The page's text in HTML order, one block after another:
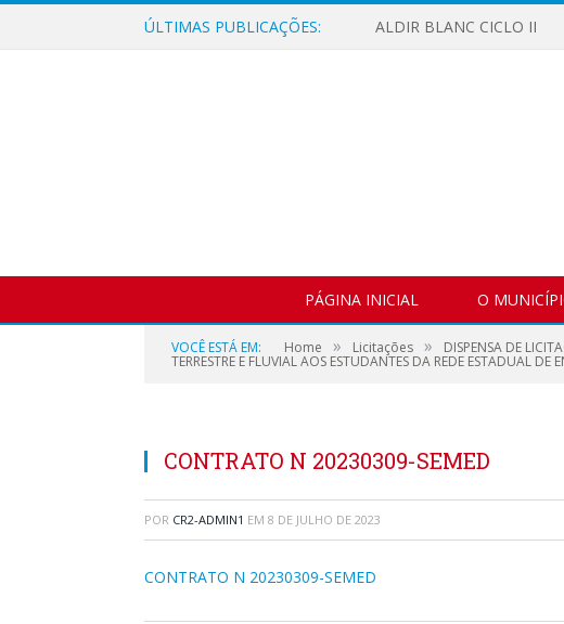
ÚLTIMAS PUBLICAÇÕES: ALDIR BLANC CICLO II
PÁGINA INICIAL O
VOCÊ ESTÁ EM: Home » Licitações » DISPENSA DE
TERRESTRE E FLUVIAL AOS ESTUDANTES DA REDE ESTADUAL
CONTRATO N 20230309-SEMED
POR CR2-ADMIN1 EM 8 DE JULHO DE 2023
CONTRATO N 20230309-SEMED